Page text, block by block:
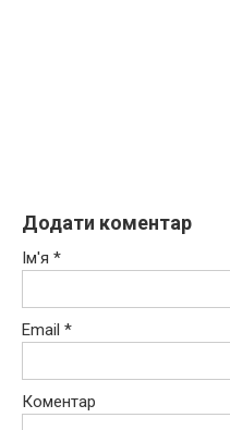
Додати коментар
Ім'я *
Email *
Коментар